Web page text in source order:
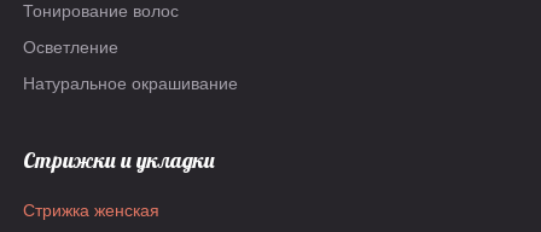
Тонирование волос
Осветление
Натуральное окрашивание
Стрижки и укладки
Стрижка женская